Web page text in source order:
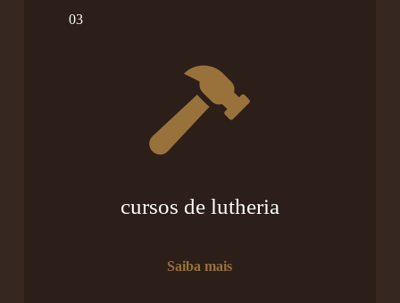
03
cursos de lutheria
Saiba mais